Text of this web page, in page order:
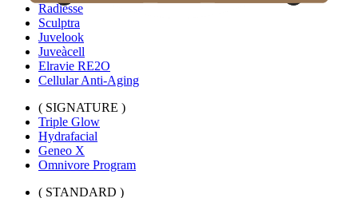
Radiesse
Sculptra
Juvelook
Juveàcell
Elravie RE2O
Cellular Anti-Aging
( SIGNATURE )
Triple Glow
Hydrafacial
Geneo X
Omnivore Program
( STANDARD )